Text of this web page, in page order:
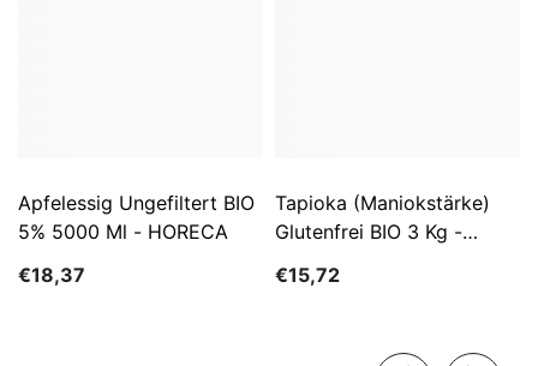
Apfelessig Ungefiltert BIO
5% 5000 Ml - HORECA
€18,37
Tapioka (Maniokstärke)
Glutenfrei BIO 3 Kg -
€15,72